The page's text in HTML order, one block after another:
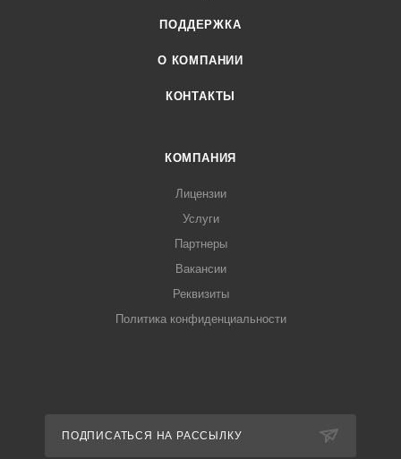
ПОДДЕРЖКА
О КОМПАНИИ
КОНТАКТЫ
КОМПАНИЯ
Лицензии
Услуги
Партнеры
Вакансии
Реквизиты
Политика конфиденциальности
ПОДПИСАТЬСЯ НА РАССЫЛКУ